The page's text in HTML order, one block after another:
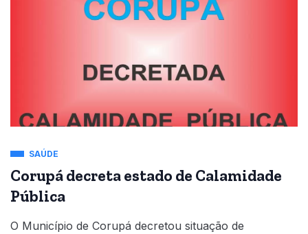
SAÚDE
Corupá decreta estado de Calamidade
Pública
O Município de Corupá decretou situação de